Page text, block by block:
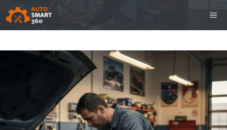
Aller
au
contenu